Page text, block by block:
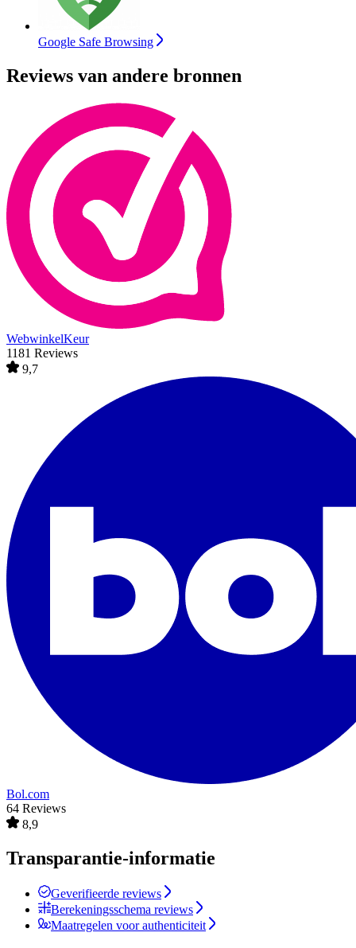
Google Safe Browsing
Reviews van andere bronnen
WebwinkelKeur
1181 Reviews
9,7
Bol.com
64 Reviews
8,9
Transparantie-informatie
Geverifieerde reviews
Berekeningsschema reviews
Maatregelen voor authenticiteit